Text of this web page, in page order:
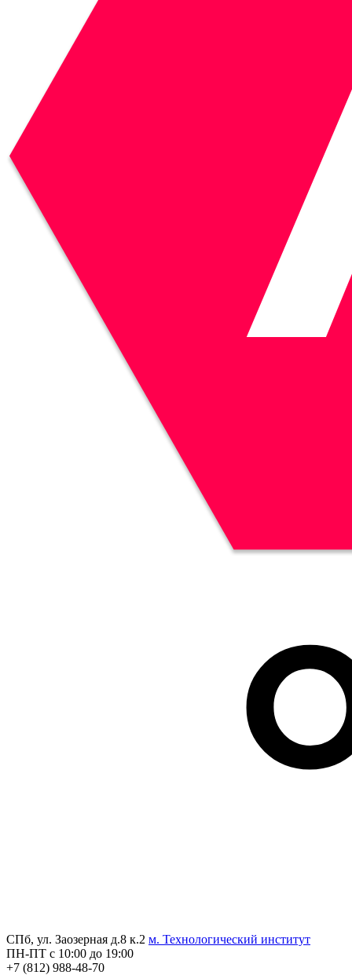
СПб, ул. Заозерная д.8 к.2 м. Технологический институт
ПН-ПТ с 10:00 до 19:00
+7 (812) 988-48-70